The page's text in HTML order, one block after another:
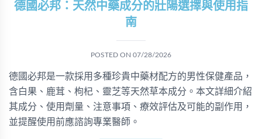
德國必邦：天然中藥成分的壯陽選擇與使用指
南
POSTED ON 07/28/2026
德國必邦是一款採用多種珍貴中藥材配方的男性保健產品，
含白果、鹿茸、枸杞、靈芝等天然草本成分。本文詳細介紹
其成分、使用劑量、注意事項、療效評估及可能的副作用，
並提醒使用前應諮詢專業醫師。